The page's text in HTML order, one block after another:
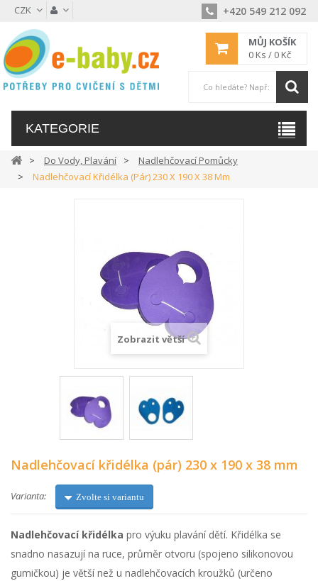
CZK +420 549 212 092
MŮJ KOŠÍK
0 Ks / 0 Kč
KATEGORIE
Do Vody, Plavání
Nadlehčovací Pomůcky
Nadlehčovací Křidélka (pár) 230 X 190 X 38 Mm
Zobrazit větší
Nadlehčovací křidélka (pár) 230 x 190 x 38 mm
Varianta: Zvolte si variantu
Nadlehčovací křidélka pro výuku plavání dětí. Křidélka se
snadno nasazují na ruce, průměr otvoru (spojeno silikonovou
gumičkou) je větší než u nadlehčovacích kroužků (určeno